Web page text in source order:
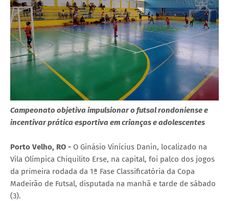
Campeonato objetiva impulsionar o futsal rondoniense e
incentivar prática esportiva em crianças e adolescentes
Porto Velho, RO - O Ginásio Vinícius Danin, localizado na
Vila Olímpica Chiquilito Erse, na capital, foi palco dos jogos
da primeira rodada da 1ª Fase Classificatória da Copa
Madeirão de Futsal, disputada na manhã e tarde de sábado
(3).